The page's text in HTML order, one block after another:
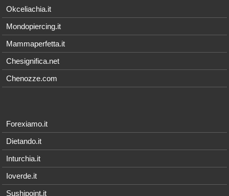
Okceliachia.it
Mondopiercing.it
Mammaperfetta.it
Chesignifica.net
Chenozze.com
Forexiamo.it
Dietando.it
Inturchia.it
Ioverde.it
Sushipoint.it